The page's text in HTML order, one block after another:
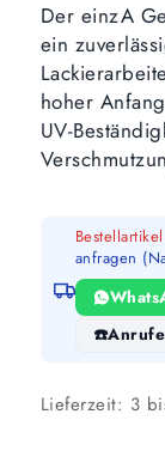
Der einzA
ein
hoher
UV-
Bestellartikel
anfragen
Lieferzeit: 3